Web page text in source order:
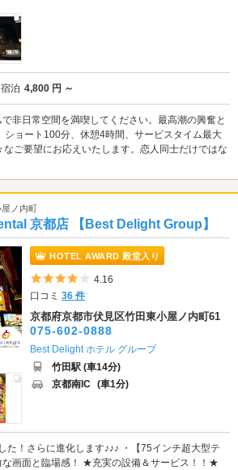
宿泊 4,800 円 ～
非日常空間を満喫してください。最高潮の興奮と
ショート100分、休憩4時間、サービスタイム最大
ご要望にお応えいたします。恋人同士だけではな
ノ内町
京都店 【Best Delight Group】
HOTEL AWARD 殿堂入り
5つ星のうち4
4.16
口コミ36 件
京都府京都市伏見区竹田東小屋ノ内町61
075-602-0888
Best Delight ホテル グループ
竹田駅 (車14分)
京都南IC (車1分)
た！さらに進化します♪♪♪ ・【75インチ超大型テ
な画面と臨場感！ ★充実の設備＆サービス！！★